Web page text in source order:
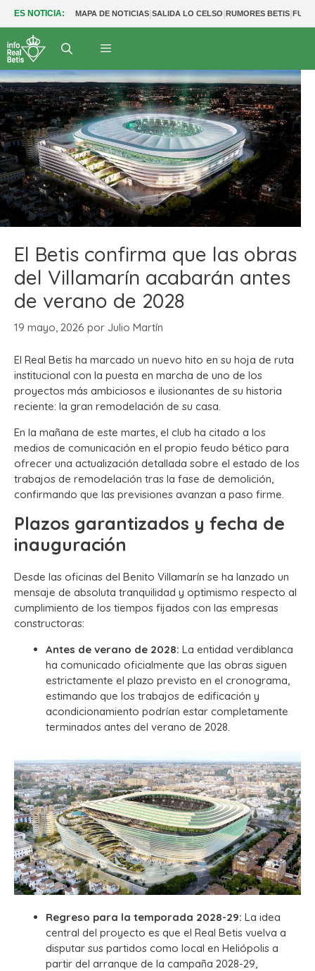
ES NOTICIA: MAPA DE NOTICIAS|SALIDA LO CELSO|RUMORES BETIS|
El Betis confirma que las obras
del Villamarín acabarán antes
de verano de 2028
19 mayo, 2026 por Julio Martín
El Real Betis ha marcado un nuevo hito en su hoja de ruta
institucional con la puesta en marcha de uno de los
proyectos más ambiciosos e ilusionantes de su historia
reciente: la gran remodelación de su casa.
En la mañana de este martes, el club ha citado a los
medios de comunicación en el propio feudo bético para
ofrecer una actualización detallada sobre el estado de los
trabajos de remodelación tras la fase de demolición,
confirmando que las previsiones avanzan a paso firme.
Plazos garantizados y fecha de
inauguración
Desde las oficinas del Benito Villamarín se ha lanzado un
mensaje de absoluta tranquilidad y optimismo respecto al
cumplimiento de los tiempos fijados con las empresas
constructoras:
Antes de verano de 2028: La entidad verdiblanca
ha comunicado oficialmente que las obras siguen
estrictamente el plazo previsto en el cronograma,
estimando que los trabajos de edificación y
acondicionamiento podrían estar completamente
terminados antes del verano de 2028.
Regreso para la temporada 2028-29: La idea
central del proyecto es que el Real Betis vuelva a
disputar sus partidos como local en Heliópolis a
partir del arranque de la campaña 2028-29,